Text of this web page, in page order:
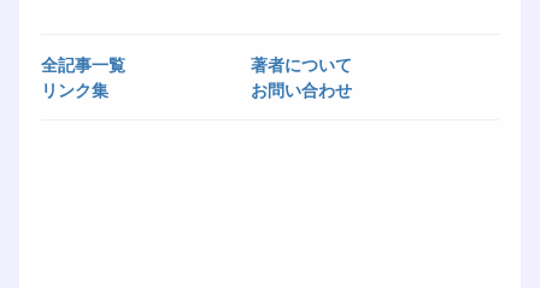
全記事一覧
著者について
リンク集
お問い合わせ